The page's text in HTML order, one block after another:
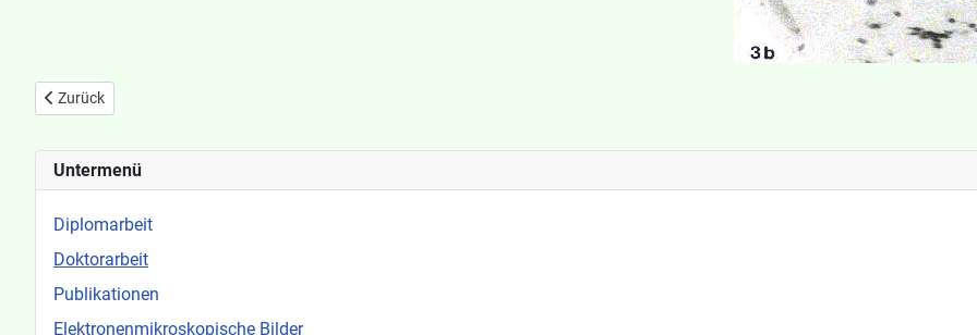
Untermenü
Diplomarbeit
Doktorarbeit
Publikationen
Elektronenmikroskopische Bilder
Vorheriger Beitrag: Tafel 1
Zurück